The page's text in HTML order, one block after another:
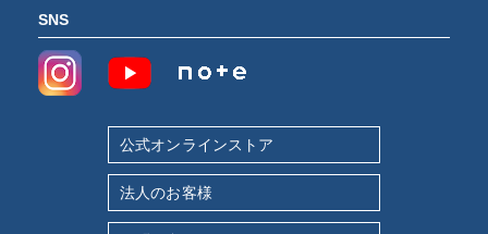
SNS
公式オンラインストア
法人のお客様